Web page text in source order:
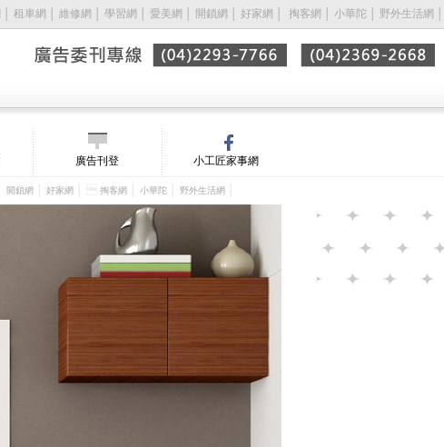
租車網 維修網 學習網 愛美網 開鎖網 好家網 掏客網 小華陀 野外生活網
廣告刊登 小工匠家事網
開鎖網 好家網 │  掏客網 小華陀 野外生活網